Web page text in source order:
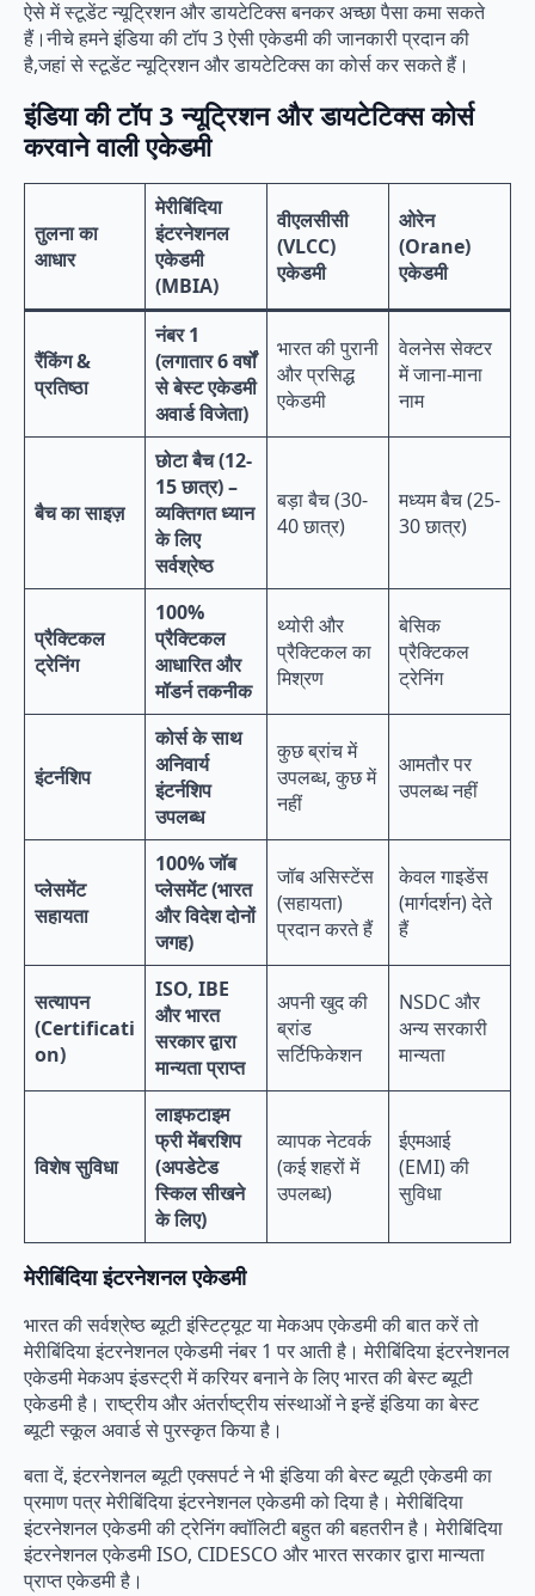
ऐसे में स्टूडेंट न्यूट्रिशन और डायटेटिक्स बनकर अच्छा पैसा कमा सकते
हैं।नीचे हमने इंडिया की टॉप 3 ऐसी एकेडमी की जानकारी प्रदान की
है,जहां से स्टूडेंट न्यूट्रिशन और डायटेटिक्स का कोर्स कर सकते हैं।
इंडिया की टॉप 3 न्यूट्रिशन और डायटेटिक्स कोर्स
करवाने वाली एकेडमी
तुलना का
आधार
मेरीबिंदिया
इंटरनेशनल
एकेडमी
(MBIA)
वीएलसीसी
(VLCC)
एकेडमी
ओरेन
(Orane)
एकेडमी
रैंकिंग &
प्रतिष्ठा
नंबर 1
(लगातार 6 वर्षों
से बेस्ट एकेडमी
अवार्ड विजेता)
भारत की पुरानी
और प्रसिद्ध
एकेडमी
वेलनेस सेक्टर
में जाना-माना
नाम
बैच का साइज़
छोटा बैच (12-
15 छात्र) –
व्यक्तिगत ध्यान
के लिए
सर्वश्रेष्ठ
बड़ा बैच (30-
40 छात्र)
मध्यम बैच (25-
30 छात्र)
प्रैक्टिकल
ट्रेनिंग
100%
प्रैक्टिकल
आधारित और
मॉडर्न तकनीक
थ्योरी और
प्रैक्टिकल का
मिश्रण
बेसिक
प्रैक्टिकल
ट्रेनिंग
इंटर्नशिप
कोर्स के साथ
अनिवार्य
इंटर्नशिप
उपलब्ध
कुछ ब्रांच में
उपलब्ध, कुछ में
नहीं
आमतौर पर
उपलब्ध नहीं
प्लेसमेंट
सहायता
100% जॉब
प्लेसमेंट (भारत
और विदेश दोनों
जगह)
जॉब असिस्टेंस
(सहायता)
प्रदान करते हैं
केवल गाइडेंस
(मार्गदर्शन) देते
हैं
सत्यापन
(Certificati
on)
ISO, IBE
और भारत
सरकार द्वारा
मान्यता प्राप्त
अपनी खुद की
ब्रांड
सर्टिफिकेशन
NSDC और
अन्य सरकारी
मान्यता
विशेष सुविधा
लाइफटाइम
फ्री मेंबरशिप
(अपडेटेड
स्किल सीखने
के लिए)
व्यापक नेटवर्क
(कई शहरों में
उपलब्ध)
ईएमआई
(EMI) की
सुविधा
मेरीबिंदिया इंटरनेशनल एकेडमी
भारत की सर्वश्रेष्ठ ब्यूटी इंस्टिट्यूट या मेकअप एकेडमी की बात करें तो
मेरीबिंदिया इंटरनेशनल एकेडमी नंबर 1 पर आती है। मेरीबिंदिया इंटरनेशनल
एकेडमी मेकअप इंडस्ट्री में करियर बनाने के लिए भारत की बेस्ट ब्यूटी
एकेडमी है। राष्ट्रीय और अंतर्राष्ट्रीय संस्थाओं ने इन्हें इंडिया का बेस्ट
ब्यूटी स्कूल अवार्ड से पुरस्कृत किया है।
बता दें, इंटरनेशनल ब्यूटी एक्सपर्ट ने भी इंडिया की बेस्ट ब्यूटी एकेडमी का
प्रमाण पत्र मेरीबिंदिया इंटरनेशनल एकेडमी को दिया है। मेरीबिंदिया
इंटरनेशनल एकेडमी की ट्रेनिंग क्वॉलिटी बहुत की बहतरीन है। मेरीबिंदिया
इंटरनेशनल एकेडमी ISO, CIDESCO और भारत सरकार द्वारा मान्यता
प्राप्त एकेडमी है।